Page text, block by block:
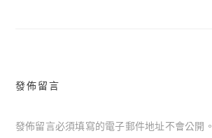
發佈留言
發佈留言必須填寫的電子郵件地址不會公開。